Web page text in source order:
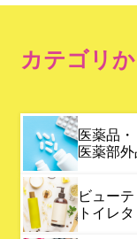
カテゴリ
医薬品・
医薬部外
ビューテ
トイレ